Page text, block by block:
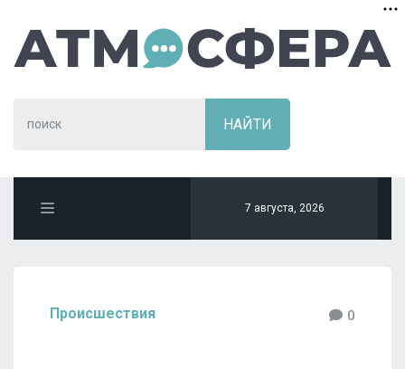
7 августа, 2026
Происшествия 0